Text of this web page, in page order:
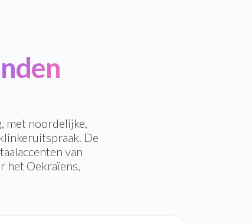
met noordelijke,
De
van
het Oekraïens,